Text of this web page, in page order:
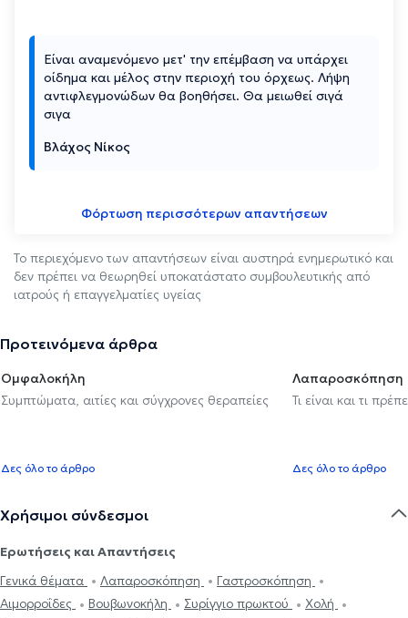
Είναι αναμενόμενο μετ' την επέμβαση να υπάρχει
οίδημα και μέλος στην περιοχή του όρχεως. Λήψη
αντιφλεγμονώδων θα βοηθήσει. Θα μειωθεί σιγά
σιγα
Βλάχος Νίκος
Φόρτωση περισσότερων απαντήσεων
Το περιεχόμενο των απαντήσεων είναι αυστηρά ενημερωτικό και
δεν πρέπει να θεωρηθεί υποκατάστατο συμβουλευτικής από
ιατρούς ή επαγγελματίες υγείας
Προτεινόμενα άρθρα
Ομφαλοκήλη
Συμπτώματα, αιτίες και σύγχρονες θεραπείες
Δες όλο το άρθρο
Λαπαροσκόπηση
Τι είναι και τι
Δες όλο το άρθρο
Χρήσιμοι σύνδεσμοι
Ερωτήσεις και Απαντήσεις
Γενικά θέματα
Λαπαροσκόπηση
Γαστροσκόπηση
Αιμορροΐδες
Βουβωνοκήλη Συρίγγιο πρωκτού
Χολή